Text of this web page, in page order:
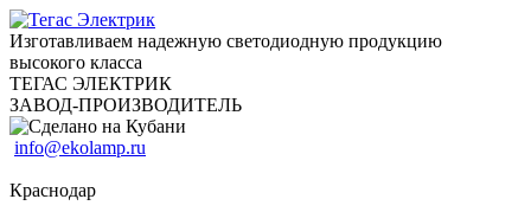
Изготавливаем надежную светодиодную продукцию
высокого класса
ТЕГАС ЭЛЕКТРИК
ЗАВОД-ПРОИЗВОДИТЕЛЬ
info@ekolamp.ru
Краснодар